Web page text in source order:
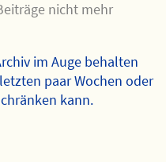
nicht mehr
im Auge behalten
paar Wochen oder
kann.